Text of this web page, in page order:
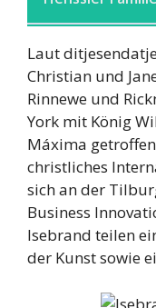
Laut
Christian und
Rinnewe und
York mit König
Máxima
christliches
sich an der
Business
Isebrand teilen
der Kunst sowie